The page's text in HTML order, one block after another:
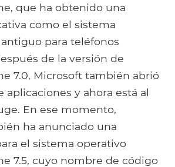
que ha obtenido una
como el sistema
para teléfonos
de la versión de
7.0, Microsoft también abrió
aplicaciones y ahora está al
En ese momento,
ha anunciado una
el sistema operativo
7.5, cuyo nombre de código